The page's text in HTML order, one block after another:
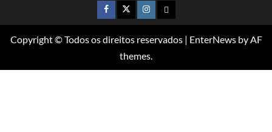
Copyright © Todos os direitos reservados | EnterNewsby AF
themes.